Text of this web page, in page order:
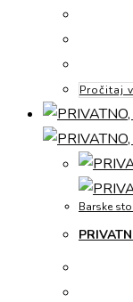
Pročitaj
Barske